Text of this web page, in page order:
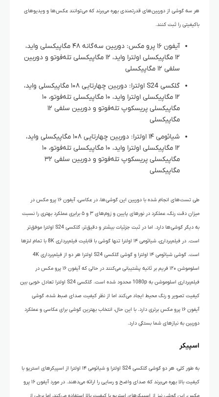
هر سه گوشی از دوربین‌های قدرتمندی بهره می‌برند که می‌توانند عکس‌ها و ویدیوهای
باکیفیتی را ثبت کنند.
آیفون ۱۶ پرو مکس: دوربین سه‌گانه ۴۸ مگاپیکسلی واید،
۱۲ مگاپیکسلی اولترا واید، ۱۲ مگاپیکسلی تله‌فوتو و دوربین
سلفی ۱۲ مگاپیکسلی
گلکسی S24 اولترا: دوربین چهارتایی ۱۰۸ مگاپیکسلی واید،
۱۲ مگاپیکسلی اولترا واید، ۱۰ مگاپیکسلی تله‌فوتو، ۱۰
مگاپیکسلی پریسکوپ تله‌فوتو و دوربین سلفی ۱۲
مگاپیکسلی
شیائومی ۱۴ اولترا: دوربین چهارتایی ۱۰۸ مگاپیکسلی واید،
۱۲ مگاپیکسلی اولترا واید، ۱۰ مگاپیکسلی تله‌فوتو، ۱۰
مگاپیکسلی پریسکوپ تله‌فوتو و دوربین سلفی ۳۲
مگاپیکسلی
طی تست‌های انجام شده با دوربین این گوشی‌ها، در عکاسی، آیفون ۱۶ پرو مکس در
میزان دقت رنگ، عملکرد در نورهای پایین و زوم‌های ۳ و ۵ برابری عملکرد بهتری را نسبت
به دیگر گوشی‌ها دارد. اما در ثبت جزئیات بیشتر و دقیق‌تر، گلکسی S24 اولترا موفق‌تر
است. در فیلم‌برداری، شیائومی ۱۴ اولترا تنها گوشی با قابلیت فیلم‌برداری 8K با تمام لنزها
است. گوشی شیائومی ۱۴ اولترا و گوشی گلکسی S24 اولترا هر دو از فیلم‌برداری 4K
اسلوموشن ۱۲۰ فریم بر ثانیه پشتیبانی می‌کنند در حالی که آیفون ۱۶ پرو مکس در
فیلم‌برداری اسلوموشن به 1080p محدود شده است. گلکسی S24 اولترا تعادل خوبی بین
کیفیت تصویر و رنگ محیط ایجاد می‌کند اما از نظر کیفیت صدای ضبط شده، گوشی
آیفون ۱۶ پرو مکس برتری دارد. با این حال، انتخاب بهترین گوشی برای عکاسی و عملکرد
دوربین به نیازهای شما بستگی دارد.
اسپیکر
به طور کلی، هر دو گوشی گلکسی S24 اولترا و شیائومی ۱۴ اولترا از اسپیکرهای استریو با
کیفیت بالا بهره می‌برند که صدای واضح و رسایی را ارائه می‌دهند. در مورد آیفون ۱۶ پرو
مکس، این گوشی نیز از اسپیکرهای استریو با کیفیت بالا استفاده می‌کند، اما برخی از